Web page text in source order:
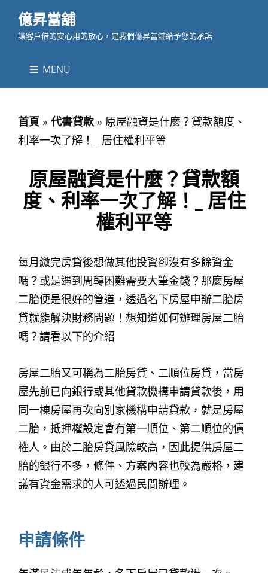
億昇當舖
讓客戶借的安心用的放心，是我們億昇當舖給予您的承諾
MENU
首頁 » 代書貸款 » 原屋融資是什麼？貸款額度、
利率一次了解！_ 居住權利平等
原屋融資是什麼？貸款額
度、利率一次了解！_ 居住
權利平等
每月繳完房貸後想做其他投資卻沒有多餘資金
嗎？或是遇到周轉困難需要大筆金錢？那麼房屋
二胎便是很好的管道，透過名下房屋申辦二胎房
貸就能解決財務問題！想知道如何辦理房屋二胎
嗎？請看以下的介紹
房屋二胎又可稱為二胎房貸、二順位房貸，當房
屋先前已向銀行或其他貸款機構申請貸款後，用
同一棟房屋再次向別家機構申請貸款，就是房屋
二胎，抵押權設定會有第一順位、第二順位的債
權人。由於二胎房貸風險較高，因此提供房屋二
胎的銀行不多，條件、方案內容也較為嚴格，建
議有資金需求的人可透過民間辦理。
申請條件